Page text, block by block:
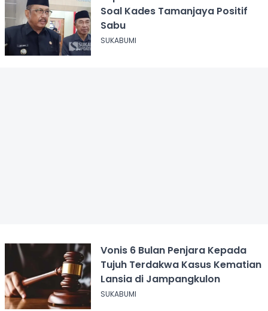
Soal Kades Tamanjaya Positif
Sabu
SUKABUMI
Vonis 6 Bulan Penjara Kepada
Tujuh Terdakwa Kasus Kematian
Lansia di Jampangkulon
SUKABUMI